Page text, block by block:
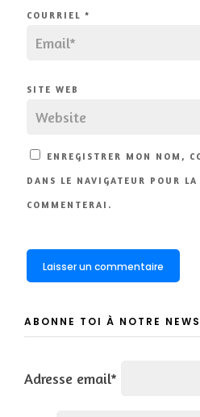
COURRIEL *
SITE WEB
ENREGISTRER MON NOM,
DANS LE NAVIGATEUR POUR
COMMENTERAI.
ABONNE TOI À NOTRE
Adresse email*